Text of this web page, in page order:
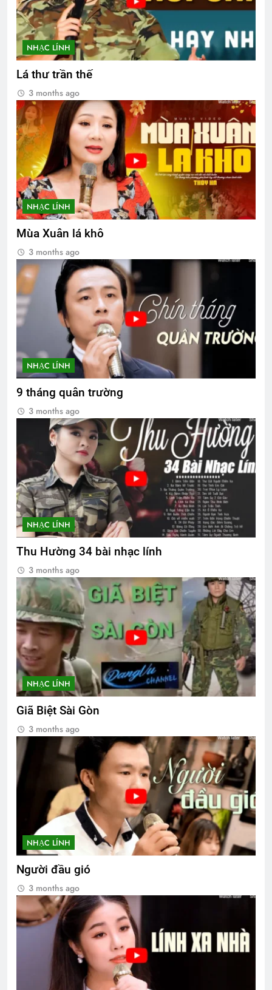
NHẠC LÍNH
Lá thư trần thế
3 months ago
NHẠC LÍNH
Mùa Xuân lá khô
3 months ago
NHẠC LÍNH
9 tháng quân trường
3 months ago
NHẠC LÍNH
Thu Hường 34 bài nhạc lính
3 months ago
NHẠC LÍNH
Giã Biệt Sài Gòn
3 months ago
NHẠC LÍNH
Người đầu gió
3 months ago